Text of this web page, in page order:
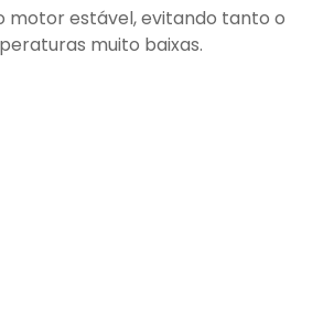
motor estável, evitando tanto o
muito baixas.